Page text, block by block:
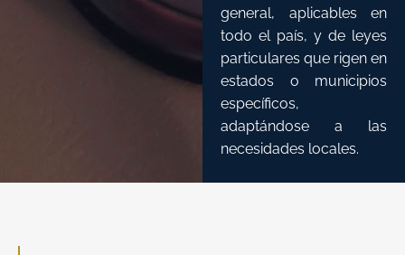
general, aplicables en
todo el país, y de leyes
particulares que rigen en
estados o municipios
específicos,
adaptándose a las
necesidades locales.